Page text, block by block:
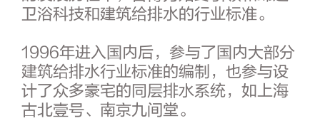
卫浴科技和建筑给排水的行业标准。
1996年进入国内后，参与了国内大部分
建筑给排水行业标准的编制，也参与设
计了众多豪宅的同层排水系统，如上海
古北壹号、南京九间堂。